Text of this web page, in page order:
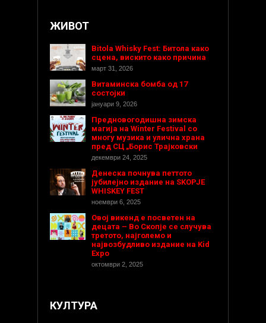
ЖИВОТ
Bitola Whisky Fest: Битола како
сцена, вискито како причина
март 31, 2026
Витаминска бомба од 17
состојки
јануари 9, 2026
Предновогодишнa зимска
магија на Winter Festival со
многу музика и улична храна
пред СЦ „Борис Трајковски
декември 24, 2025
Денеска почнува петтото
јубилејно издание на SKOPJE
WHISKEY FEST
ноември 6, 2025
Овој викенд е посветен на
децата – Во Скопје се случува
третото, најголемо и
највозбудливо издание на Kid
Expo
октомври 2, 2025
КУЛТУРА